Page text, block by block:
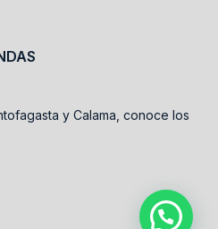
y Calama, conoce los